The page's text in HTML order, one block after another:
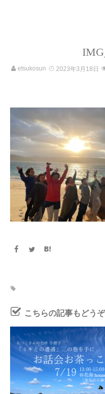
etsukosun 2023年3月18日
こちらの記事もどうぞ